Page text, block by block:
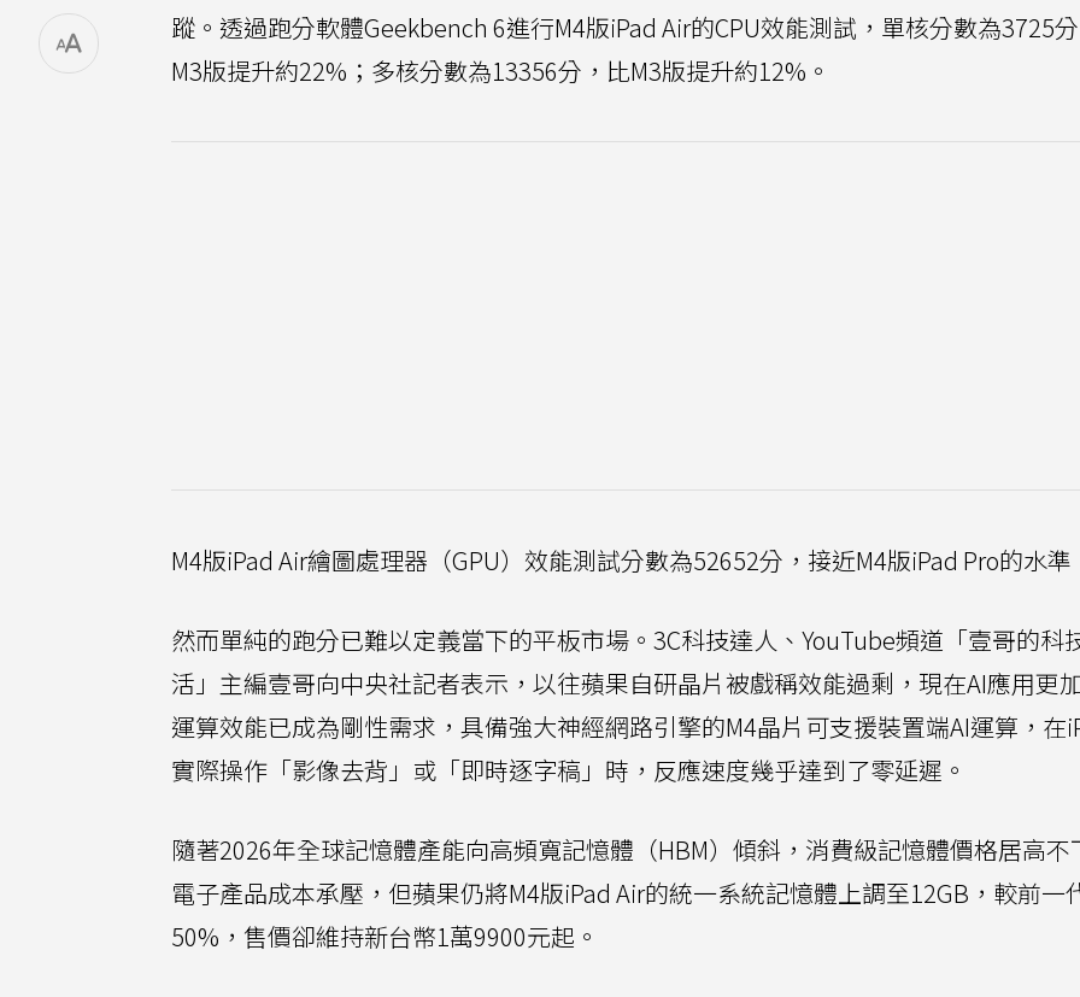
蹤。透過跑分軟體Geekbench 6進行M4版iPad Air的CPU效能測試，單核分數為3725
M3版提升約22%；多核分數為13356分，比M3版提升約12%。
M4版iPad Air繪圖處理器（GPU）效能測試分數為52652分，接近M4版iPad Pro的水準
然而單純的跑分已難以定義當下的平板市場。3C科技達人、YouTube頻道「壹哥的科
活」主編壹哥向中央社記者表示，以往蘋果自研晶片被戲稱效能過剩，現在AI應用更
運算效能已成為剛性需求，具備強大神經網路引擎的M4晶片可支援裝置端AI運算，在
實際操作「影像去背」或「即時逐字稿」時，反應速度幾乎達到了零延遲。
隨著2026年全球記憶體產能向高頻寬記憶體（HBM）傾斜，消費級記憶體價格居高不
電子產品成本承壓，但蘋果仍將M4版iPad Air的統一系統記憶體上調至12GB，較前一
50%，售價卻維持新台幣1萬9900元起。